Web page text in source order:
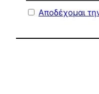
Αποδέχομαι